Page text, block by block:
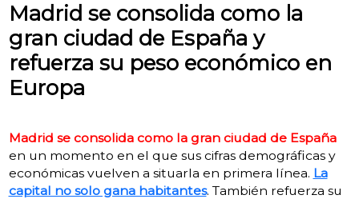
Madrid se consolida como la
gran ciudad de España y
refuerza su peso económico en
Europa
Madrid se consolida como la gran ciudad de España
en un momento en el que sus cifras demográficas y
económicas vuelven a situarla en primera línea. La
capital no solo gana habitantes. También refuerza su